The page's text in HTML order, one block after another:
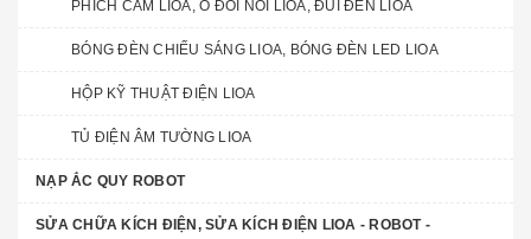
PHÍCH CẮM LIOA, Ổ ĐỔI NỐI LIOA, ĐUI ĐÈN LIOA
BÓNG ĐÈN CHIẾU SÁNG LIOA, BÓNG ĐÈN LED LIOA
HỘP KỸ THUẬT ĐIỆN LIOA
TỦ ĐIỆN ÂM TƯỜNG LIOA
NẠP ẮC QUY ROBOT
SỬA CHỮA KÍCH ĐIỆN, SỬA KÍCH ĐIỆN LIOA - ROBOT -